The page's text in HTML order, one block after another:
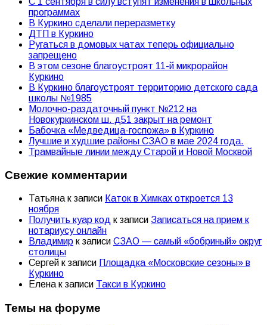
программах
В Куркино сделали переразметку
ДТП в Куркино
Ругаться в домовых чатах теперь официально
запрещено
В этом сезоне благоустроят 11-й микрорайон
Куркино
В Куркино благоустроят территорию детского сада
школы №1985
Молочно-раздаточный пункт №212 на
Новокуркинском ш. д51 закрыт на ремонт
Бабочка «Медведица-госпожа» в Куркино
Лучшие и худшие районы СЗАО в мае 2024 года.
Трамвайные линии между Старой и Новой Москвой
Свежие комментарии
Татьяна к записи Каток в Химках откроется 13
ноября
Получить куар код к записи Записаться на прием к
нотариусу онлайн
Владимир к записи СЗАО — самый «бобриный» округ
столицы
Сергей к записи Площадка «Московские сезоны» в
Куркино
Елена к записи Такси в Куркино
Темы на форуме